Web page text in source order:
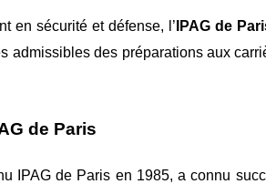
en sécurité et défense, l’ IPAG de
admissibles des préparations aux
de Paris
IPAG de Paris en 1985, a connu